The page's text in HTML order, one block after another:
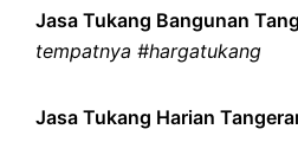
Jasa Tukang Bangunan
tempatnya #hargatukang
Jasa Tukang Harian